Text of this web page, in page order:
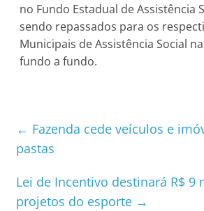
no Fundo Estadual de Assistência
sendo repassados para os
Municipais de Assistência Social
fundo a fundo.
← Fazenda cede veículos e
pastas
Lei de Incentivo destinará R$ 9
projetos do esporte →